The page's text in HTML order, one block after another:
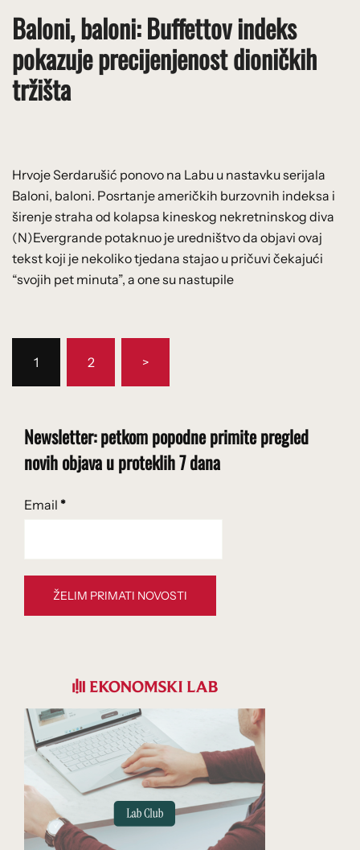
Baloni, baloni: Buffettov indeks
pokazuje precijenjenost dioničkih
tržišta
Hrvoje Serdarušić ponovo na Labu u nastavku serijala
Baloni, baloni. Posrtanje američkih burzovnih indeksa i
širenje straha od kolapsa kineskog nekretninskog diva
(N)Evergrande potaknuo je uredništvo da objavi ovaj
tekst koji je nekoliko tjedana stajao u pričuvi čekajući
“svojih pet minuta”, a one su nastupile
stranica
objava
1 2 >
Newsletter: petkom popodne primite pregled
novih objava u proteklih 7 dana
Email *